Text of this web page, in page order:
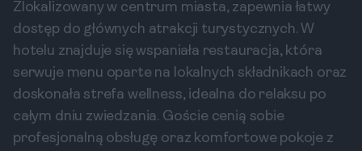
Zlokalizowany w centrum miasta, zapewnia łatwy
dostęp do głównych atrakcji turystycznych. W
hotelu znajduje się wspaniała restauracja, która
serwuje menu oparte na lokalnych składnikach oraz
doskonała strefa wellness, idealna do relaksu po
całym dniu zwiedzania. Goście cenią sobie
profesjonalną obsługę oraz komfortowe pokoje z